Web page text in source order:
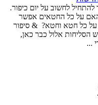
לחשוב על יום כיפור.
על כל החטאים אפשר
על כל חטא וחטא? & סיפור
הסליחות אלול כבר כאן,
...